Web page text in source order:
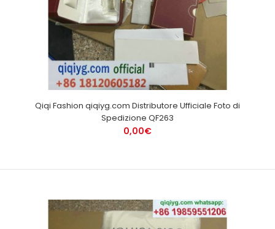
Qiqi Fashion qiqiyg.com Distributore Ufficiale Foto di
Spedizione QF263
0,00€